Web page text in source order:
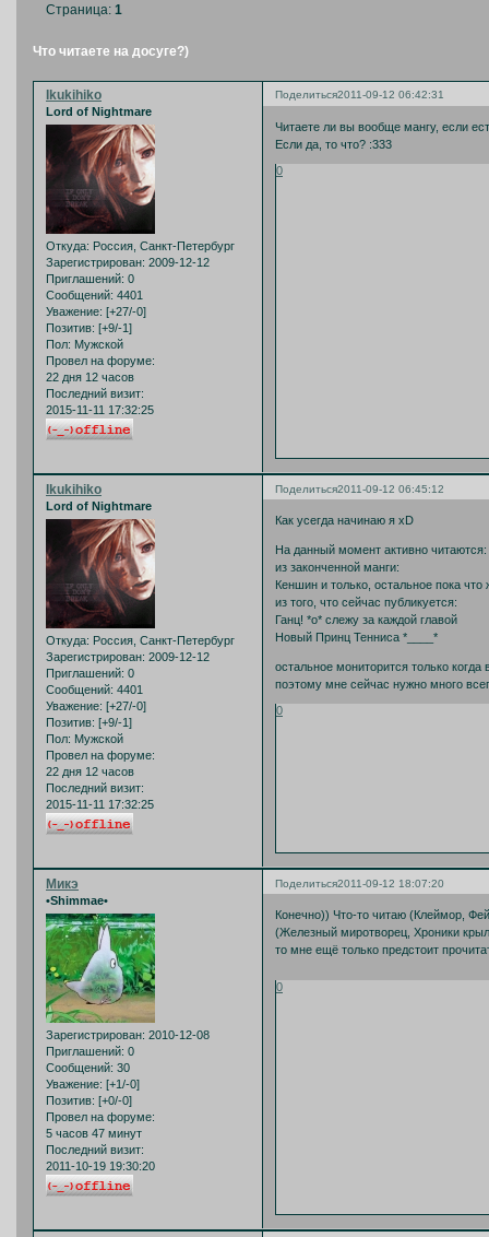
Что читаете на досуге?)
Страница:1
Поделиться2011-09-12 06:42:31
Ikukihiko
Lord of Nightmare
Откуда: Россия, Санкт-Петербург
Зарегистрирован: 2009-12-12
Приглашений: 0
Сообщений: 4401
Уважение: [+27/-0]
Позитив: [+9/-1]
Пол: Мужской
Провел на форуме:
22 дня 12 часов
Последний визит:
2015-11-11 17:32:25
Читаете ли вы вообще мангу, если
Если да, то что? :333
0
Поделиться2011-09-12 06:45:12
Ikukihiko
Lord of Nightmare
Откуда: Россия, Санкт-Петербург
Зарегистрирован: 2009-12-12
Приглашений: 0
Сообщений: 4401
Уважение: [+27/-0]
Позитив: [+9/-1]
Пол: Мужской
Провел на форуме:
22 дня 12 часов
Последний визит:
2015-11-11 17:32:25
Как усегда начинаю я xD
На данный момент активно читаются:
из законченной манги:
Кеншин и только, остальное пока
из того, что сейчас публикуется:
Ганц! *о* слежу за каждой главой
Новый Принц Тенниса *____*
остальное мониторится только
поэтому мне сейчас нужно много
0
Поделиться2011-09-12 18:07:20
Микэ
•Shimmae•
Зарегистрирован: 2010-12-08
Приглашений: 0
Сообщений: 30
Уважение: [+1/-0]
Позитив: [+0/-0]
Провел на форуме:
5 часов 47 минут
Последний визит:
2011-10-19 19:30:20
Конечно)) Что-то читаю (Клеймор,
(Железный миротворец, Хроники
то мне ещё только предстоит
0